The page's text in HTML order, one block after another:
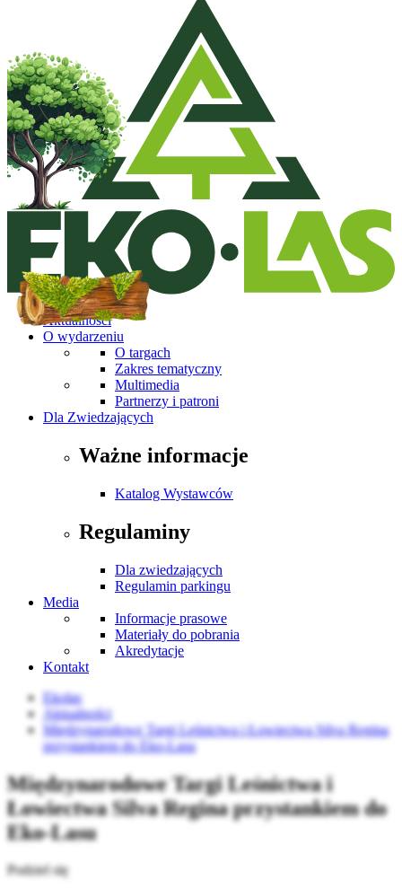
Aktualności
O wydarzeniu
O targach
Zakres tematyczny
Multimedia
Partnerzy i patroni
Dla Zwiedzających
Ważne informacje
Katalog Wystawców
Regulaminy
Dla zwiedzających
Regulamin parkingu
Media
Informacje prasowe
Materiały do pobrania
Akredytacje
Kontakt
Ekolas
Aktualności
Międzynarodowe Targi Leśnictwa i Łowiectwa Silva Regina
przystankiem do Eko-Lasu
Międzynarodowe Targi Leśnictwa i
Łowiectwa Silva Regina przystankiem do
Eko-Lasu
Podziel się